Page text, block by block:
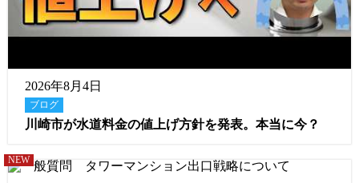
2026年8月4日
ブログ
川崎市が水道料金の値上げ方針を発表。本当に今？
NEW